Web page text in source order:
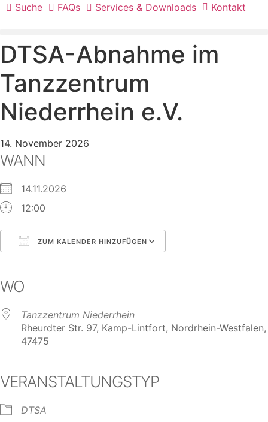
Suche FAQs Services & Downloads Kontakt
DTSA-Abnahme im
Tanzzentrum
Niederrhein e.V.
14. November 2026
WANN
14.11.2026
12:00
ZUM KALENDER HINZUFÜGEN
WO
Tanzzentrum Niederrhein
Rheurdter Str. 97, Kamp-Lintfort, Nordrhein-Westfalen,
47475
VERANSTALTUNGSTYP
DTSA